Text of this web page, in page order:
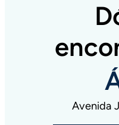
Avenida